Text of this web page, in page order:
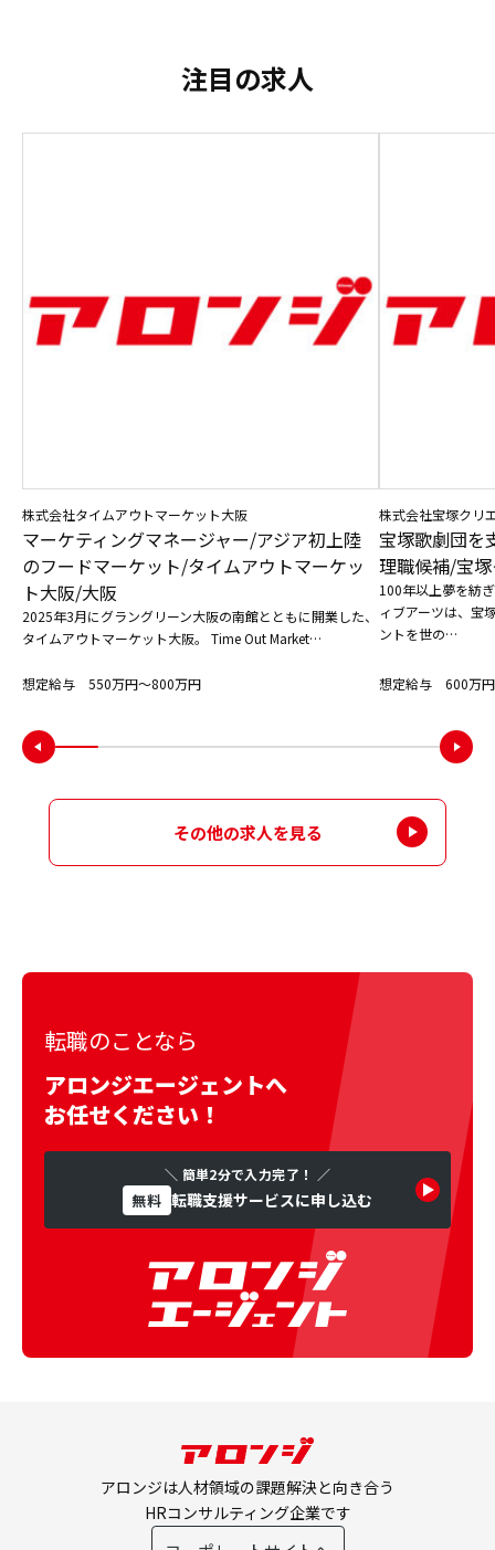
注目の求人
株式会社タイムアウトマーケット大阪
マーケティングマネージャー/アジア初上陸
のフードマーケット/タイムアウトマーケッ
ト大阪/大阪
2025年3月にグラングリーン大阪の南館とともに開業した、
タイムアウトマーケット大阪。 Time Out Market…
想定給与 550万円〜800万円
株式会社宝塚クリ
宝塚歌劇団を
理職候補/宝
100年以上夢を紡
ィブアーツは、宝
ントを世の…
想定給与 600万
その他の求人を見る
転職のことなら
アロンジエージェントへ
お任せください！
＼ 簡単2分で入力完了！ ／
無料 転職支援サービスに申し込む
アロンジは人材領域の課題解決と向き合う
HRコンサルティング企業です